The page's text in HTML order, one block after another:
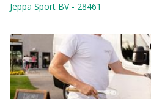
Jeppa Sport BV- 28461